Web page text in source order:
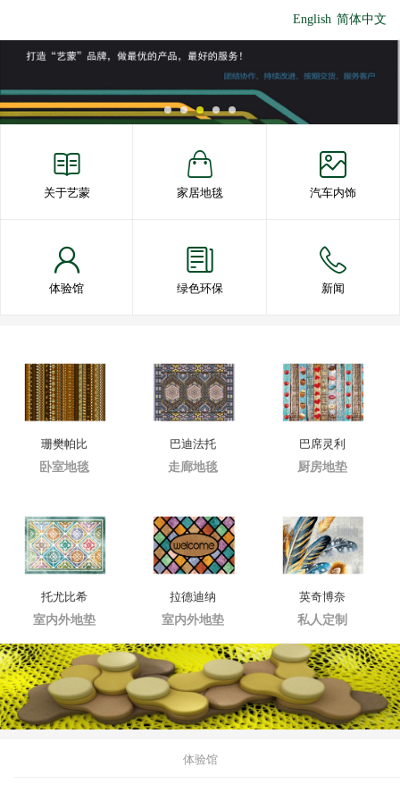
English 简体中文
关于艺蒙 家居地毯 汽车内饰
体验馆 绿色环保 新闻
珊樊帕比
卧室地毯
巴迪法托
走廊地毯
巴席灵利
厨房地垫
托尤比希
室内外地垫
拉德迪纳
室内外地垫
英奇博奈
私人定制
体验馆